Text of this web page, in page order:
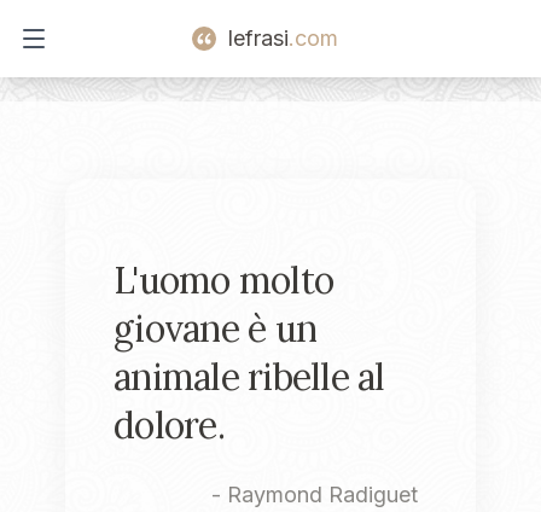
Open main menu
lefrasi.com
L'uomo molto
giovane è un
animale ribelle al
dolore.
- Raymond Radiguet